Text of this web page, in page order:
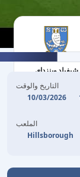
شيفيلد وينزداي
التاريخ والوقت
10/03/2026
الملعب
Hillsborough